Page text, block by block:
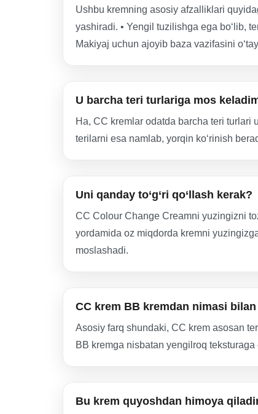
Ushbu kremning asosiy afzalliklari
yashiradi. • Yengil tuzilishga ega bo‘lib,
Makiyaj uchun ajoyib baza vazifasini
U barcha teri turlariga mos
Ha, CC kremlar odatda barcha teri turlari
terilarni esa namlab, yorqin ko‘rinish
Uni qanday to‘g‘ri qo‘llash kerak?
CC Colour Change Creamni yuzingizni
yordamida oz miqdorda kremni
moslashadi.
CC krem BB kremdan nimasi
Asosiy farq shundaki, CC krem asosan
BB kremga nisbatan yengilroq
Bu krem quyoshdan himoya